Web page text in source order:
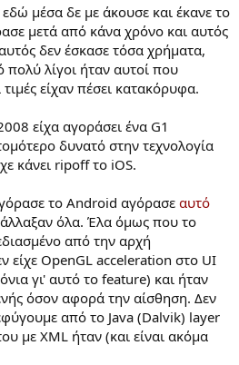
μέσα δε με άκουσε και έκανε το
μετά από κάνα χρόνο και αυτός
δεν έσκασε τόσα χρήματα,
πολύ λίγοι ήταν αυτοί που
είχαν πέσει κατακόρυφα.
είχα αγοράσει ένα G1
δυνατό στην τεχνολογία
κάνει ripoff το iOS.
το Android αγόρασε αυτό
άλλαξαν όλα. Έλα όμως που το
από την αρχή
είχε OpenGL acceleration στο UI
γι' αυτό το feature) και ήταν
όσον αφορά την αίσθηση. Δεν
από το Java (Dalvik) layer
με XML ήταν (και είναι ακόμα